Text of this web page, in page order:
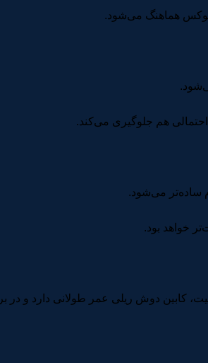
لوکس هماهنگ می‌شود.
هم جلوگیری می‌کند.
ساده‌تر می‌شود.
خواهد بود.
کابین دوش ریلی عمر طولانی دارد و